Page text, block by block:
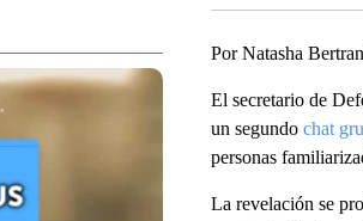
Por Natasha
El secretario de
un segundo chat
personas
La revelación se